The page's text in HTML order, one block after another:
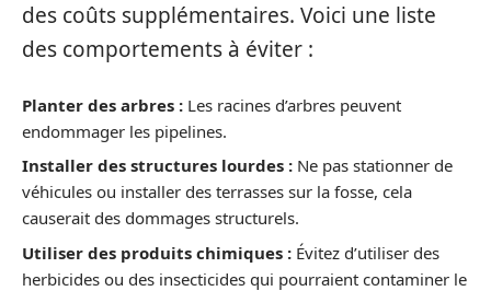
des coûts supplémentaires. Voici une liste
des comportements à éviter :
Planter des arbres : Les racines d’arbres peuvent
endommager les pipelines.
Installer des structures lourdes : Ne pas stationner de
véhicules ou installer des terrasses sur la fosse, cela
causerait des dommages structurels.
Utiliser des produits chimiques : Évitez d’utiliser des
herbicides ou des insecticides qui pourraient contaminer le